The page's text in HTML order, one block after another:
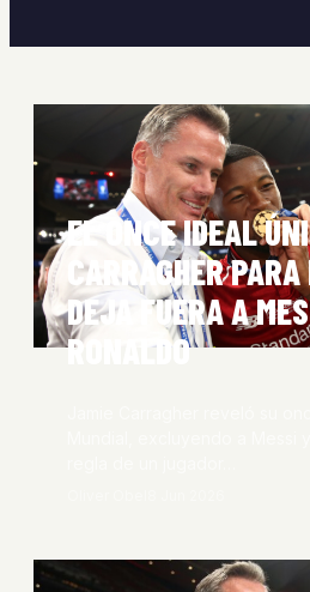
EL ONCE IDEAL
CARRAGHER
DEJA FUERA A
RONALDO